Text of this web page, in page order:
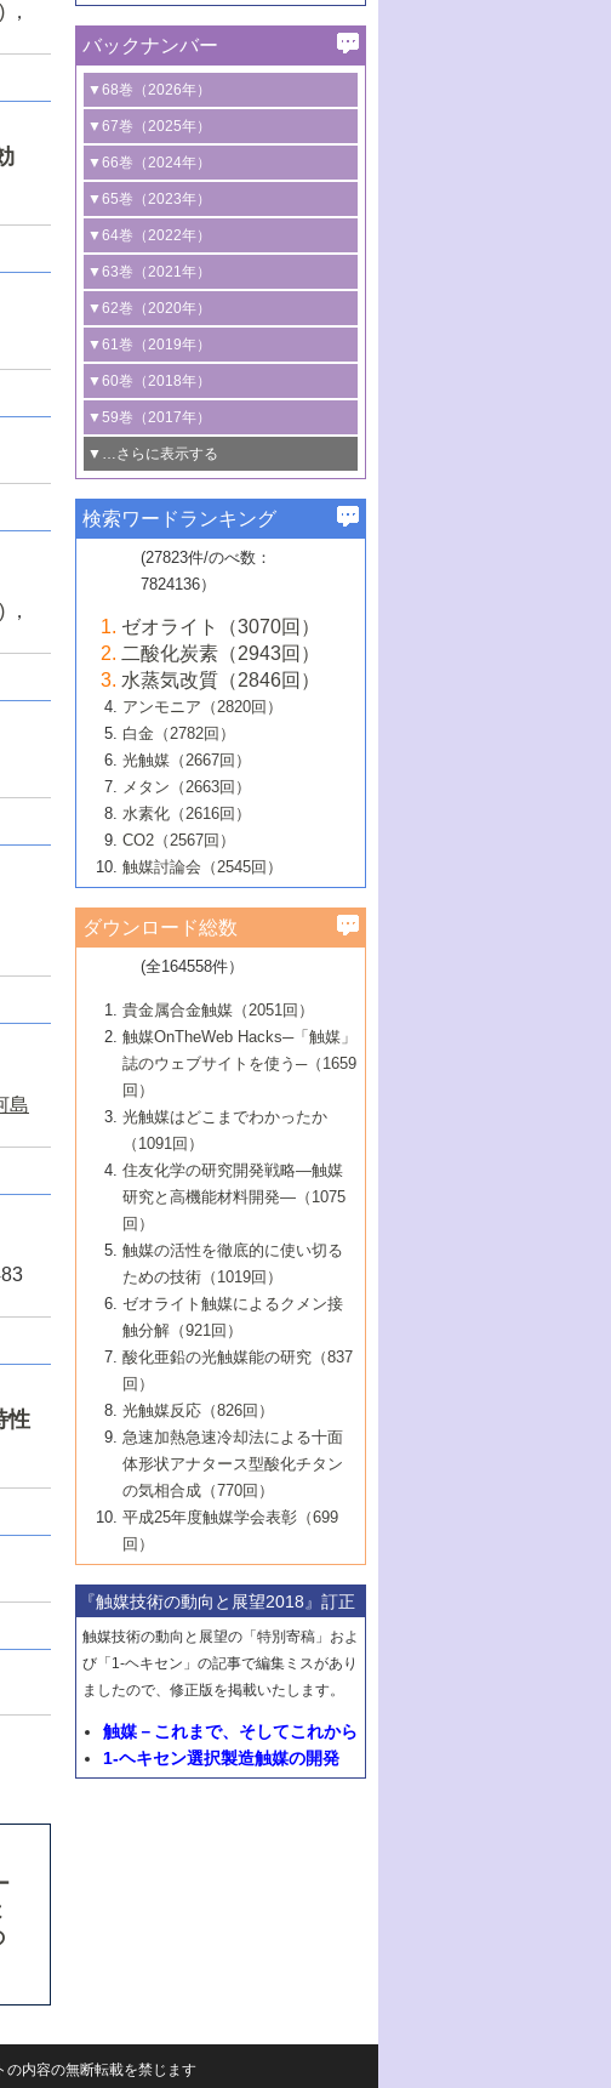
，
，
島
性
バックナンバー
▼68巻（2026年）
1号 過酸化水素合成に関する研究動向
2号 コンピューター技術により加速する
触媒開発
3号 有機分子変換やCO 資源化のための
光触媒に関する最近の研究
B号 第137回触媒討論会（2026年）
▼67巻（2025年）
1号 CO
水素化によるグリーン燃料/グリ
ーンケミカル製造
2号 水素製造のための水分解技術に関す
る最近の研究
3号 オレフィン系樹脂の精密合成に関す
る最新技術
4号 アルコール類の効率的変換を実現す
る非貴金属触媒の研究動向
5号 ゼオライトの合成と応用における研
究動向
6号 ヘテロ接合界面
B号 第135回触媒討論会（2025年）
▼66巻（2024年）
1号 低次元ナノ構造を有する触媒材料
2号 規制反応場を活用した固体触媒研究
の新展開
3号 未踏分子変換を目指した酸化触媒プ
ロセスの最前線
4号 シンクロトロン放射光および中性子
線を利用した触媒解析技術の最先端
5号 単原子触媒
6号 参照触媒委員会からのお知らせ
B号 第133回触媒討論会（2023年）
▼65巻（2023年）
1号 炭素が関わる触媒機能
2号 プラスチックケミカルリサイクルの
ための触媒技術
3号 非酸化物系金属化合物を基盤とした
触媒材料の開発
4号 格子酸素・格子酸素欠陥を利用した
触媒反応
5号 生体触媒によるエネルギー変換反応
6号 窒素とリンの循環のための触媒・機
能性材料
▼64巻（2022年）
1号 合成ガス製造とCOを用いるケミカル
ズ合成の最新動向
2号 化学品合成のための合金触媒開発
3号 CO の排出削減および有効活用のた
めの触媒技術
4号 若手による情報発信企画～とびたて
若き触媒の研究者たち～（1）
若き触媒の研究者たち～（2）
6号 石油のノーブル・ユースを志向した
触媒技術
大学：オンライン・対面開催）
▼63巻（2021年）
1号 金触媒の新展開
2号 ペロブスカイト
3号 特殊反応場を利用した触媒的分子変
換反応
4号 多孔質材料を用いた触媒の新展開
5号 情報学的手法を用いた触媒開発
6号 カーボンニュートラルに向けた電解
技術
B号 第127回触媒討論会（2021年・オン
ライン開催(Zoom)のみ）
▼62巻（2020年）
1号 触媒設計を拓く欠陥構造のキャラク
タリゼーション
2号 機能化学品製造に資するクリーンな
触媒的酸化反応
3号 水処理のための触媒化学
4号 光触媒を用いた水分解の最新の研究
動向
5号 次世代の触媒プロセスを支えるマイ
6号 メタン転換技術の最新動向
B号 第125回触媒討論会（2020年・工学
院大学）
▼61巻（2019年）
1号 物質移動制御に着目した触媒プロセ
ス開発
2号 CO2 フリー水素サプライチェーンに
関わる触媒開発動向
3号 精密高分子合成に関する最近の研究
動向
4号 バイオマス化成品製造のための触媒
5号 固体触媒による含窒素有機化合物変
換の最前線
6号 貴金属使用量低減に向けた自動車排
ガス浄化触媒の開発
B号 第123回触媒討論会（2019年・大阪
▼60巻（2018年）
1号 固体酸触媒の最新の研究動向
2号 二酸化炭素からの有用化学品合成
3号 ナノ粒子・クラスター触媒の最前線
4号 60周年記念企画
5号 進化するゼオライト合成技術
6号 非貴金属系触媒における電気化学的
B号 第121回触媒討論会（2018年・東京
大学）
▼59巻（2017年）
1号 いたるところに，触媒
最先端技術
3号 無機分離膜材料の開発と触媒反応プ
ロセスへの適用
5号 水素のふるまいを解き明かす最先端
研究
6号 低級アルカンの有効利用のための触
媒技術
B号 第119回触媒討論会（2017年・首都
大学東京）
▼…さらに表示する
1号 ユニークな構造の高分子を生み出す触
2号 リグニンからの化成品製造に向けた触
媒技術
3号 触媒研究の最先端～とびたて若き研究
者たち～（1）
4号 触媒研究の最先端～とびたて若き研究
者たち～（2）
5号 触媒研究の最先端～とびたて若き研究
者たち～（3）
6号 イオニクス材料と燃料電池・電解合成
の最新の研究動向
B号 第117回触媒討論会（2016年・大阪府
立大学）
▼57巻（2015年）
1号 水素キャリアにかかわる触媒技術の新
2号 石油精製用触媒の最近の進展
3号 固体酸化物形燃料電池（SOFC）におけ
るアノード触媒上での燃料直接改質技術
4号 コアシェル構造の制御による触媒機能
5号 工業触媒およびその周辺技術の最近の
進歩
6号 ナノシート
B号 第115回触媒討論会（2015年・成蹊大
▼56巻（2014年）
2号 光触媒反応機構に関する最新の研究動
向
開発動向
4号 人工光合成に向けた近年のアプローチ
5号 未利用熱エネルギーの有効活用に貢献
する触媒技術
6号 ポリオキソメタレート
B号 第113回触媒討論会（2014年・ロワジ
ールホテル豊橋）
1号 高耐久性燃料電池システム用触媒にお
ける新展開
2号 リビングラジカル重合の最近の動向
3号 天然ガスの化学工業的展開に関する触
媒技術
4号 貴金属触媒の精密構造制御とその活用
5号 バイオマス化成品製造のための固体触
6号 ナノ空間─吸着状態解析から新機能開拓
B号 第111回触媒討論会（2013年・関西大
▼54巻（2012年）
1号 規則性多孔体の利用技術における最近
の進歩
2号 第109回触媒討論会
3号 貴金属低減技術の最新動向
4号 貴金属代替技術の最新動向
5号 光触媒による物質変換反応の新展開
6号 グラフェン
7号 水素を利用する化成品合成の新潮流
▼53巻（2011年）
1号 金属学から見る合金触媒の新展開
2号 第107回触媒討論会
3号 触媒のその場観察法の進歩（１）
4号 触媒のその場観察法の進歩（２）
5号 不活性結合の触媒的活性化による有機
合成
6号 新しい固体酸触媒技術
7号 ゼオライト合成における最近の進歩
▼52巻（2010年）
1号 触媒の劣化対策と長寿命触媒開発
2号 第105回触媒討論会
3号 ナノ構造が拓く新機能
4号 活性サイトおよびその環境の精密な設
計による触媒の高機能化
5号 触媒を有効に使うための技術
7号 有機分子触媒による精密有機合成
8号 高機能化ポリオレフィンに向けた重合
触媒の最近の進展
1号 炭素材料－熱い注目を集める材料－
2号 第103回触媒討論会
3号 環境浄化用光触媒の現状と課題
4号 水素社会の実現に向けた水素製造・貯
蔵技術の進歩
5号 CO2が関わる触媒・材料
7号 持続可能社会実現のための触媒および
触媒関連技術
▼50巻（2008年）
1号 触媒化学と学会のこの10年，半世紀，
そして未来
2号 第101回触媒討論会
4号 錯体を利用したユニークな表面構造の
構築と機能
5号 若手会員による触媒研究の未来展望1：
企業編
6号 第102回触媒討論会
7号 触媒・化学反応における計算化学の進
8号 若手研究者による触媒研究の未来展望
2：大学・研究所編
▼49巻（2007年）
1号 含フッ素化合物の合成と触媒
2号 第99回触媒討論会
3号 実用的ファインケミカル合成プロセス
を実現する触媒
5号 こんな物質，あんな物質―新たな触媒
の可能性―
7号 『結晶の化学』を活かした触媒研究
8号 イオン液体の応用
▼48巻（2006年）
1号 固体酸触媒の最近の進歩
2号 第97回触媒討論会
3号 リビング重合触媒の最近の展開
5号 水素製造・貯蔵のための触媒技術の新
しい展開
6号 第98回触媒討論会
7号 基礎化学品製造の触媒技術
8号 多機能型リアクター
1号 最近の触媒担体とその効果
2号 第95回触媒討論会
4号 水分解用光触媒材料
5号 時間分解分光の進歩と応用
6号 第96回触媒討論会
8号 超臨界流体を用いた化学プロセスの新
▼46巻（2004年）
1号 部分酸化反応触媒の最前線
2号 第93回触媒討論会
3号 特殊エネルギー場の触媒反応
4号 生体内における金属の触媒作用
5号 ファインケミカルズの展開に寄与する
6号 第94回触媒討論会
7号 サブナノレベルでみた新しい表面現象
8号 オレフィン重合触媒の新たな展
▼45巻（2003年）
1号 なぜこの触媒が良いのか？
2号 第91回触媒討論会
3号 最近の自動車排ガス処理技術
4号 触媒研究の現状と将来─第90回触媒討論
5号 基礎化学品製造の触媒技術
6号 第92回触媒討論会
7号 基礎化学品製造の触媒技術
8号 資源の循環と触媒技術
▼44巻（2002年）
1号 高次制御された触媒の化学
2号 第89回触媒討論会
3号 触媒を利用した電気化学の新展開
4号 ナノ材料の調製と機能化
5号 こんな触媒が欲しい
6号 第90回触媒討論会
7号 触媒研究と学術雑誌/情報
8号 若い世代からみた触媒化学の現状と未
▼43巻（2001年）
1号 グリーンケミストリーと触媒
2号 第87回触媒討論会特集号
3号 生体触媒とバイオプロセス
4号 水素製造・利用の触媒化学
5号 触媒研究における新しい切り口：コン
ビナトリアルケミストリー
6号 第88回触媒討論会特集号
7号 企業における触媒研究のブレークスル
8号 この材料を触媒として使ってみません
▼42巻（2000年）
1号 触媒反応工学の明日を拓く
2号 第85回触媒討論会
3号 反応ダイナミクス
5号 触媒のおもしろさをどのように伝える
6号 第86回触媒討論会
7号 水素化精製触媒の新しい展開
8号 新しい反応性と機能性を目指した金属
クラスタ-化学
▼41巻（1999年）
1号 孔、穴、あな?-特異な空間とその利用-
2号 第83回触媒討論会
3号 均一系触媒反応最前線
4号 実用炭素材料の新展開
5号 研究の方法論を考える
7号 機能性金属材料と触媒
8号 触媒研究へのNMRの応用と展望
▼40巻（1998年）
進展と21世紀への提言/創立40周年記念・触
媒学会この10年の歩みとこれから/創立40周
2号 第81回触媒討論会
3号 計算機触媒化学へのさそい
4号 触媒劣化の制御と予測
5号 最新の実用プロセスと触媒
6号 第82回触媒討論会
7号 ナノ構造体の化学
8号 あの反応は今
1号 均一系と不均一系触媒反応-その特徴と
接点
2号 第79回触媒討論会
3号 最新NO除去触媒の実用化研究
4号 新しい反応場を目指した触媒調製
5号 反応・分離技術の新しい展開
6号 第80回触媒討論会
8号 AFMでみる世界
▼38巻（1996年）
1号 触媒の構造と触媒作用/C1化学を中心と
する21世紀への触媒
3号 オリンピックメダル:金・銀・銅はどん
な触媒作用を示すか
4号 触媒作用における機能の複合化
5号 未来を拓け！若手研究者
6号 第78回触媒討論会
7号 ダイナミックな領域への触媒研究の展
開/C1化学を中心とする21世紀への触媒
▼37巻（1995年）
1号 ファインケミカルズと固体触媒
2号 第75回触媒討論会
3号 希土類を利用した触媒
4号 触媒とリサイクル
5号 エネルギー変換触媒
6号 第76回触媒討論会
7号 表面吸着相の新しい展開
8号 マイクロポーラス・クリスタル触媒の
最近の進歩
▼36巻（1994年）
1号 電気化学と触媒
2号 第73回触媒討論会
3号 C4化学の展開
4号 《通常号》
5号 《通常号》
6号 第74回触媒討論会
8号 最近話題の錯体触媒反応
▼35巻（1993年）
1号 工業触媒開発マニュアル―探索から工
業化まで
2号 第71回触媒討論会
3号 研究開発のうらおもて―着想と展開
4号 触媒劣化と寿命の予測
5号 環境に優しい触媒
6号 第72回触媒討論会
7号 クラスター化学とその周辺
8号 CO2 の化学的利用と触媒
▼34巻（1992年）
1号 インパクトを与えたこの研究
2号 第69回触媒討論会
3号 ケミカルズ合成触媒―新しい展開と応
5号 形にこだわる触媒性能―外形，細孔構
造，表面形状から触媒・担体を考える
7号 フロン問題と触媒の役割/形にこだわる
触媒性能―外形，細孔構造，表面形状から
8号 層間はどこまで利用できたか―層状化
▼33巻（1991年）
1号 触媒プロセス開発マニュアル―探索か
ら工業化まで，知っておきたいこと PartII
2号 第67回触媒討論会
4号 表面水素とバルク水素その触媒反応と
のかかわり
5号 生産プロセスにおける環境浄化
6号 第68回触媒討論会
7号 天然ガス利用と触媒技術
8号 広がるポリマー関連の触媒
▼32巻（1990年）
1号 21世紀に向けて触媒研究の飛躍をめざ
す―触媒化学の裾野を広げよう
2号 第65回触媒討論会
3号 有機金属化学の新しい展開と応用
4号 触媒プロセス開発マニュアル―探索か
ら工業化まで，知っておきたいこと
5号 生体関連触媒
6号 第66回触媒討論会
7号 実験技術シリーズ
8号 In-situ 測定による触媒表面の微視的構
▼31巻（1989年）
1号 情報科学と反応設計・材料設計
2号 第63回触媒討論会
4号 不定比酸化物の構造，物性，触媒作用
5号 《通常号》
6号 第64回触媒討論会
8号 環境問題における触媒の役割
▼30巻（1988年）
1号 《通常号》
2号 第61回触媒討論会
3号 C―H結合の活性化
5号 顕微鏡で表面微細構造を見る
7号 固体表面の化学設計と機能
▼29巻（1987年）
1号 1987触媒研究の動向と展望
2号 第59回触媒討論会
4号 触媒燃焼
5号 均一系触媒
6号 第60回触媒討論会
▼28巻（1986年）
1号 《通常号》
2号 第57回触媒討論会
3号 メタノール利用と触媒
4号 触媒構造の精密制御
5号 工業における触媒
▼27巻（1985年）
1号 触媒研究におけるパソコンの利用
2号 第55回触媒討論会
3号 新しい有機合成と触媒
4号 触媒材料としての金属リン酸塩
▼26巻（1984年）
1号 触媒のいろいろな応用
2号 第53回触媒討論会
3号 活性点の構造と機能
▼25巻（1983年）
1号 <<通常号>>
2号 第51回触媒討論会
▼24巻（1982年）
1号 第49回触媒討論会
▼23巻（1981年）
5号 <<通常号>>
検索ワードランキング
(27823件/のべ数：
7824136）
ゼオライト（3070回）
二酸化炭素（2943回）
水蒸気改質（2846回）
アンモニア（2820回）
白金（2782回）
光触媒（2667回）
メタン（2663回）
水素化（2616回）
CO2（2567回）
触媒討論会（2545回）
ダウンロード総数
(全164558件）
貴金属合金触媒（2051回）
触媒OnTheWeb Hacks─「触媒」
誌のウェブサイトを使う─（1659
回）
光触媒はどこまでわかったか
（1091回）
住友化学の研究開発戦略―触媒
研究と高機能材料開発―（1075
回）
触媒の活性を徹底的に使い切る
ための技術（1019回）
ゼオライト触媒によるクメン接
触分解（921回）
酸化亜鉛の光触媒能の研究（837
回）
光触媒反応（826回）
急速加熱急速冷却法による十面
体形状アナタース型酸化チタン
の気相合成（770回）
平成25年度触媒学会表彰（699
回）
『触媒技術の動向と展望2018』訂正
触媒技術の動向と展望の「特別寄稿」およ
び「1-ヘキセン」の記事で編集ミスがあり
ましたので、修正版を掲載いたします。
触媒－これまで、そしてこれから
1-ヘキセン選択製造触媒の開発
内容の無断転載を禁じます